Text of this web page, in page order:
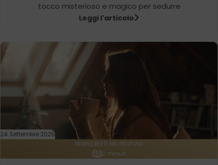
tocco misterioso e magico per sedurre
Leggi l'articolo
24. Settembre 2025
INGREDIENTI NEI PROFUMI
2 minuti